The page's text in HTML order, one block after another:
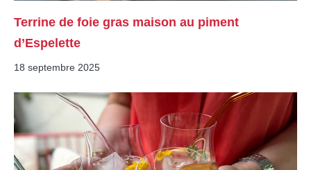
Terrine de foie gras maison au piment
d’Espelette
18 septembre 2025